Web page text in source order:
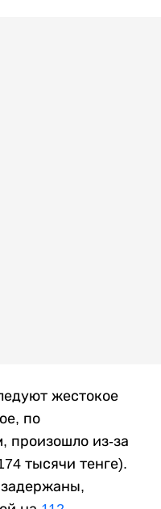
жестокое
по
произошло из-за
тысячи тенге).